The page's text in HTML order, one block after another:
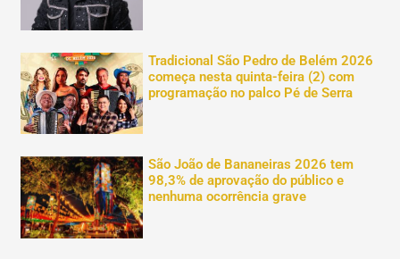
Tradicional São Pedro de Belém 2026
começa nesta quinta-feira (2) com
programação no palco Pé de Serra
São João de Bananeiras 2026 tem
98,3% de aprovação do público e
nenhuma ocorrência grave